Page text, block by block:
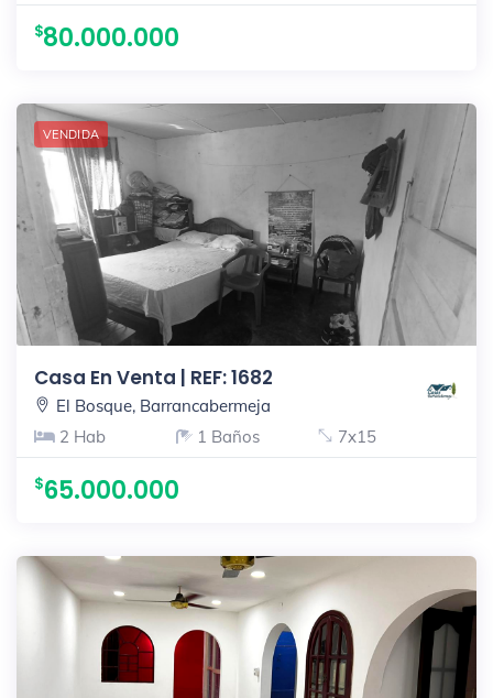
80.000.000
VENDIDA
Casa En Venta | REF: 1682
El Bosque, Barrancabermeja
2 Hab
1 Baños 7x15
65.000.000